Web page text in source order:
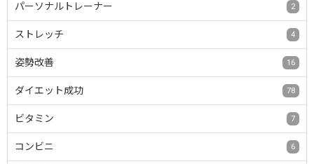
パーソナルトレーナー 2
ストレッチ 4
姿勢改善 16
ダイエット成功 78
ビタミン 7
コンビニ 6